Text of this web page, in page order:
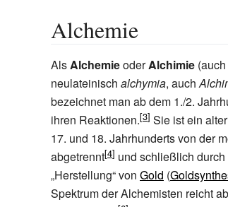
Alchemie
AlsAlchemieoderAlchimie (auch
neulateinisch alchymia, auch
bezeichnet man ab dem 1./2.
ihren Reaktionen.
Sie ist ein
17. und 18. Jahrhunderts von der
abgetrennt
und schließlich
„Herstellung“ von Gold (
Spektrum der Alchemisten reicht